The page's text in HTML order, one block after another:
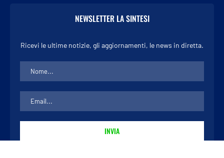
NEWSLETTER LA SINTESI
Ricevi le ultime notizie, gli aggiornamenti, le news in diretta.